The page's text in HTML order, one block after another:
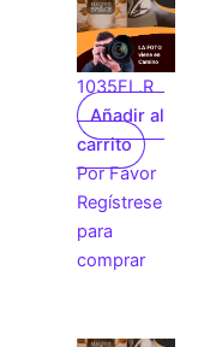
1035FL.R
Añadir al
carrito
Por Favor
Regístrese
para
comprar